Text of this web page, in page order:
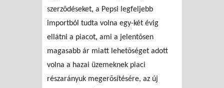
szerzõdéseket, a Pepsi legfeljebb
importból tudta volna egy-két évig
ellátni a piacot, ami a jelentõsen
magasabb ár miatt lehetõséget adott
volna a hazai üzemeknek piaci
részarányuk megerõsítésére, az új